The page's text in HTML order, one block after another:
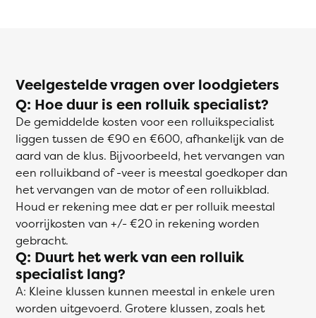
Veelgestelde vragen over loodgieters
Q: Hoe duur is een rolluik specialist?
De gemiddelde kosten voor een rolluikspecialist
liggen tussen de €90 en €600, afhankelijk van de
aard van de klus. Bijvoorbeeld, het vervangen van
een rolluikband of -veer is meestal goedkoper dan
het vervangen van de motor of een rolluikblad.
Houd er rekening mee dat er per rolluik meestal
voorrijkosten van +/- €20 in rekening worden
gebracht.
Q: Duurt het werk van een rolluik
specialist lang?
A: Kleine klussen kunnen meestal in enkele uren
worden uitgevoerd. Grotere klussen, zoals het